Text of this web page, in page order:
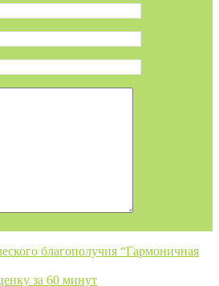
благополучия “Гармоничная
за 60 минут